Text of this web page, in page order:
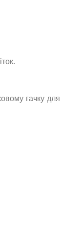
гачку для